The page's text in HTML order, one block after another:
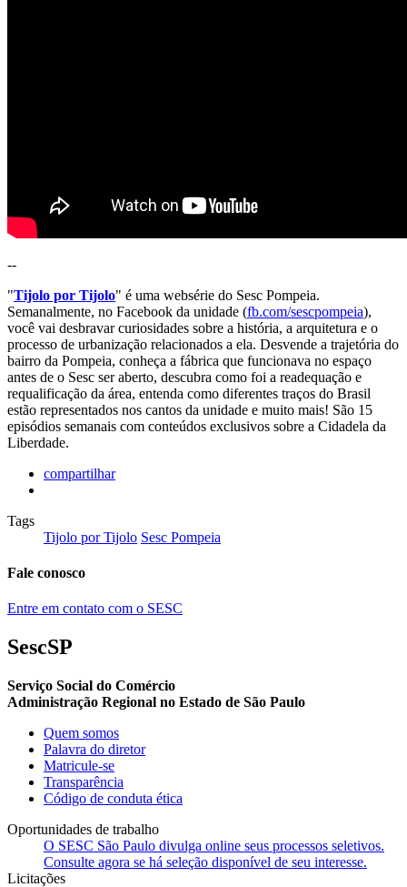
--
"Tijolo por Tijolo" é uma websérie do Sesc Pompeia.
Semanalmente, no Facebook da unidade (fb.com/sescpompeia),
você vai desbravar curiosidades sobre a história, a arquitetura e o
processo de urbanização relacionados a ela. Desvende a trajetória do
bairro da Pompeia, conheça a fábrica que funcionava no espaço
antes de o Sesc ser aberto, descubra como foi a readequação e
requalificação da área, entenda como diferentes traços do Brasil
estão representados nos cantos da unidade e muito mais! São 15
episódios semanais com conteúdos exclusivos sobre a Cidadela da
Liberdade.
compartilhar
Tags
Tijolo por Tijolo Sesc Pompeia
Fale conosco
Entre em contato com o SESC
SescSP
Serviço Social do Comércio
Administração Regional no Estado de São Paulo
Quem somos
Palavra do diretor
Matricule-se
Transparência
Código de conduta ética
Oportunidades de trabalho
O SESC São Paulo divulga online seus processos seletivos.
Consulte agora se há seleção disponível de seu interesse.
Licitações